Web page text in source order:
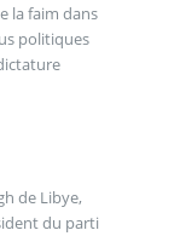
la faim dans
politiques
de Libye,
du parti